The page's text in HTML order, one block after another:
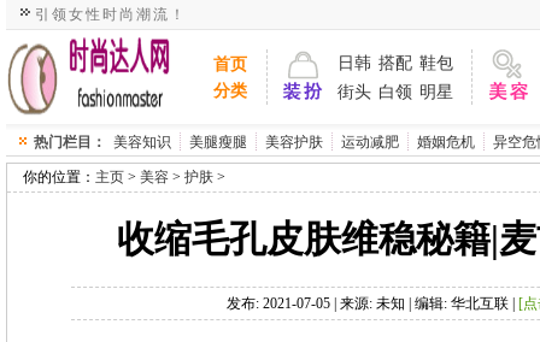
引领女性时尚潮流！
> > >
发布: 2021-07-05 | 来源: 未知 | 编辑: 华北互联 |